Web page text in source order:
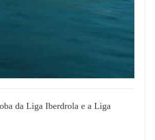
da Liga Iberdrola e a Liga